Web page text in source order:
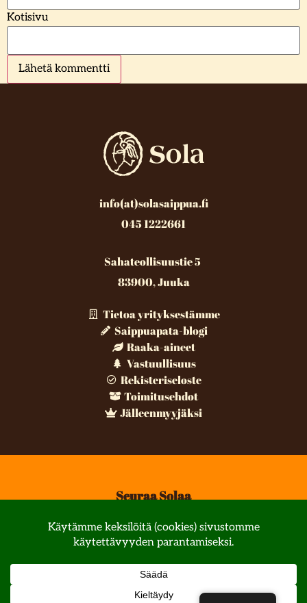
Kotisivu
info(at)solasaippua.fi
045 1222661
Sahateollisuustie 5
83900, Juuka
Tietoa yrityksestämme
Saippuapata-blogi
Raaka-aineet
Vastuullisuus
Rekisteriseloste
Toimitusehdot
Jälleenmyyjäksi
Seuraa Solaa
© All rights reserved